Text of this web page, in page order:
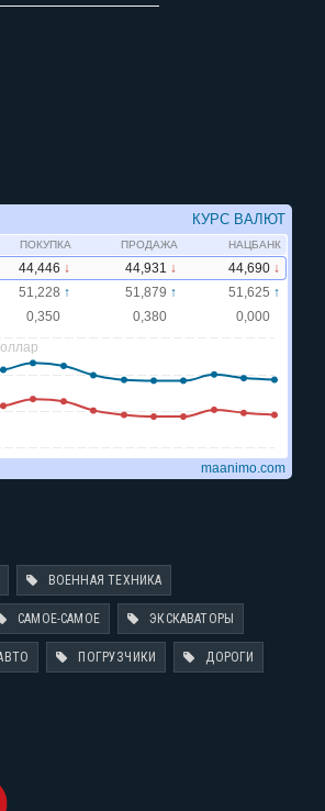
ВОЕННАЯ ТЕХНИКА
САМОЕ-САМОЕ ЭКСКАВАТОРЫ
ПОГРУЗЧИКИ ДОРОГИ